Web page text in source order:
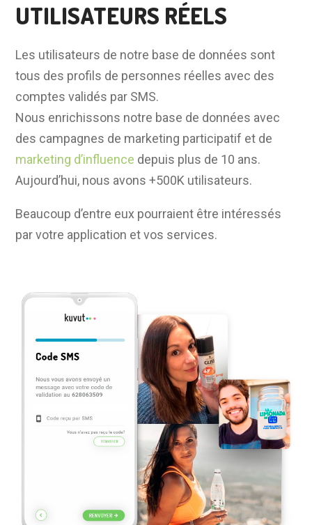
UTILISATEURS RÉELS
Les utilisateurs de notre base de données sont
tous des profils de personnes réelles avec des
comptes validés par SMS.
Nous enrichissons notre base de données avec
des campagnes de marketing participatif et de
marketing d’influence depuis plus de 10 ans.
Aujourd’hui, nous avons +500K utilisateurs.
Beaucoup d’entre eux pourraient être intéressés
par votre application et vos services.